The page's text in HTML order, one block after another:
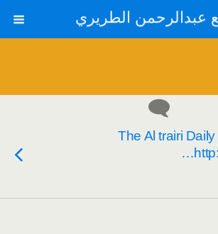
عبدالرحمن الطريري
The Al trairi